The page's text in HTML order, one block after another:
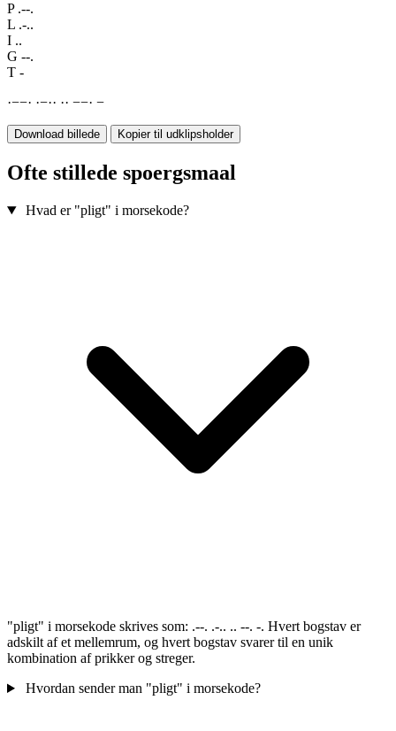
P .--.
L .-..
I ..
G --.
T -
·−−· ·−·· ·· −−· −
Download billede Kopier til udklipsholder
Ofte stillede spoergsmaal
Hvad er "pligt" i morsekode?
"pligt" i morsekode skrives som: .--. .-.. .. --. -. Hvert bogstav er
adskilt af et mellemrum, og hvert bogstav svarer til en unik
kombination af prikker og streger.
Hvordan sender man "pligt" i morsekode?